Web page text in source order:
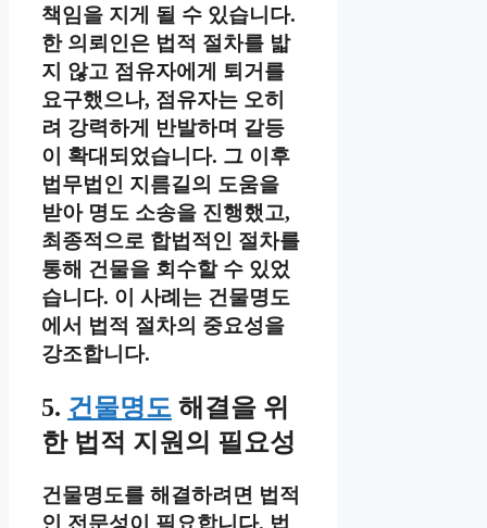
책임을 지게 될 수 있습니다.
한 의뢰인은 법적 절차를 밟
지 않고 점유자에게 퇴거를
요구했으나, 점유자는 오히
려 강력하게 반발하며 갈등
이 확대되었습니다. 그 이후
법무법인 지름길의 도움을
받아 명도 소송을 진행했고,
최종적으로 합법적인 절차를
통해 건물을 회수할 수 있었
습니다. 이 사례는 건물명도
에서 법적 절차의 중요성을
강조합니다.
5. 건물명도 해결을 위
한 법적 지원의 필요성
건물명도를 해결하려면 법적
인 전문성이 필요합니다. 법